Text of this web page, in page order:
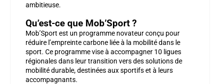
ambitieuse.
Qu’est-ce que Mob’Sport ?
Mob’Sport est un programme novateur conçu pour
réduire l’empreinte carbone liée à la mobilité dans le
sport. Ce programme vise à accompagner 10 ligues
régionalesdans leur transition vers des solutions de
mobilité durable, destinées aux sportifs et à leurs
accompagnants.